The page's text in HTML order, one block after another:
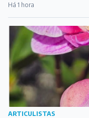
Há 1 hora
ARTICULISTAS